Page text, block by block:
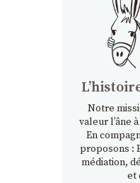
Notre
valeur l’âne
En
proposons :
médiation,
et